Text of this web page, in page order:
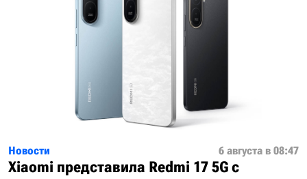
Новости 6 августа в 08:47
Xiaomi представила Redmi 17 5G с